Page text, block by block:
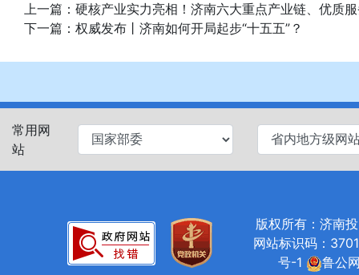
上一篇： 硬核产业实力亮相！济南六大重点产业链、优质
下一篇： 权威发布丨济南如何开局起步“十五五”？
常用网
站
版权所有：济南
网站标识码：
号-1
鲁公